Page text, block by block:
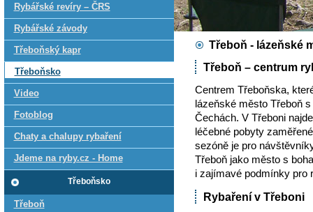
Třeboň - lázeňské
Třeboň – centrum
Centrem Třeboňska,
lázeňské město Třeboň
Čechách. V Třeboni
léčebné pobyty
sezóně je pro
Třeboň jako město s
i zajímavé podmínky pro
Rybaření v Třeboni
Rybářské revíry – ČRS
Rybářské závody
Třeboňský kapr
Třeboňsko
Video
Fotoblog
Chaty a chalupy rybaření
Jdeme na ryby.cz - Home
Třeboňsko
Třeboň